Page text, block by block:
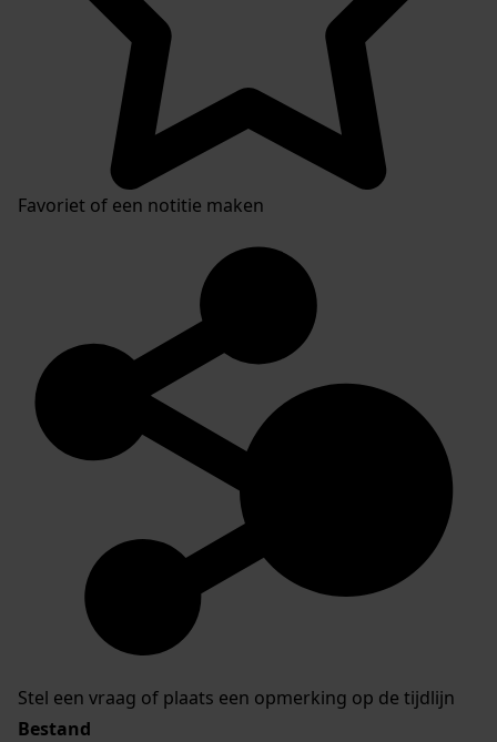
Favoriet of een notitie maken
Stel een vraag of plaats een opmerking op de tijdlijn
Bestand